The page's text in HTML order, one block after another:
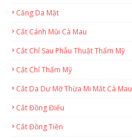
Căng Da Mặt
Cắt Cánh Mũi Cà Mau
Cắt Chỉ Sau Phẫu Thuật Thẩm Mỹ
Cắt Chỉ Thẩm Mỹ
Cắt Da Dư Mỡ Thừa Mi Mắt Cà Mau
Cắt Đồng Điếu
Cắt Đồng Tiền